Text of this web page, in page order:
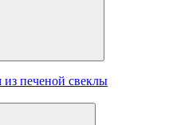
печеной свеклы